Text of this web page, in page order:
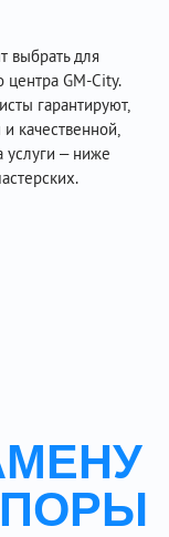
выбрать для
центра GM-City.
гарантируют,
качественной,
услуги – ниже